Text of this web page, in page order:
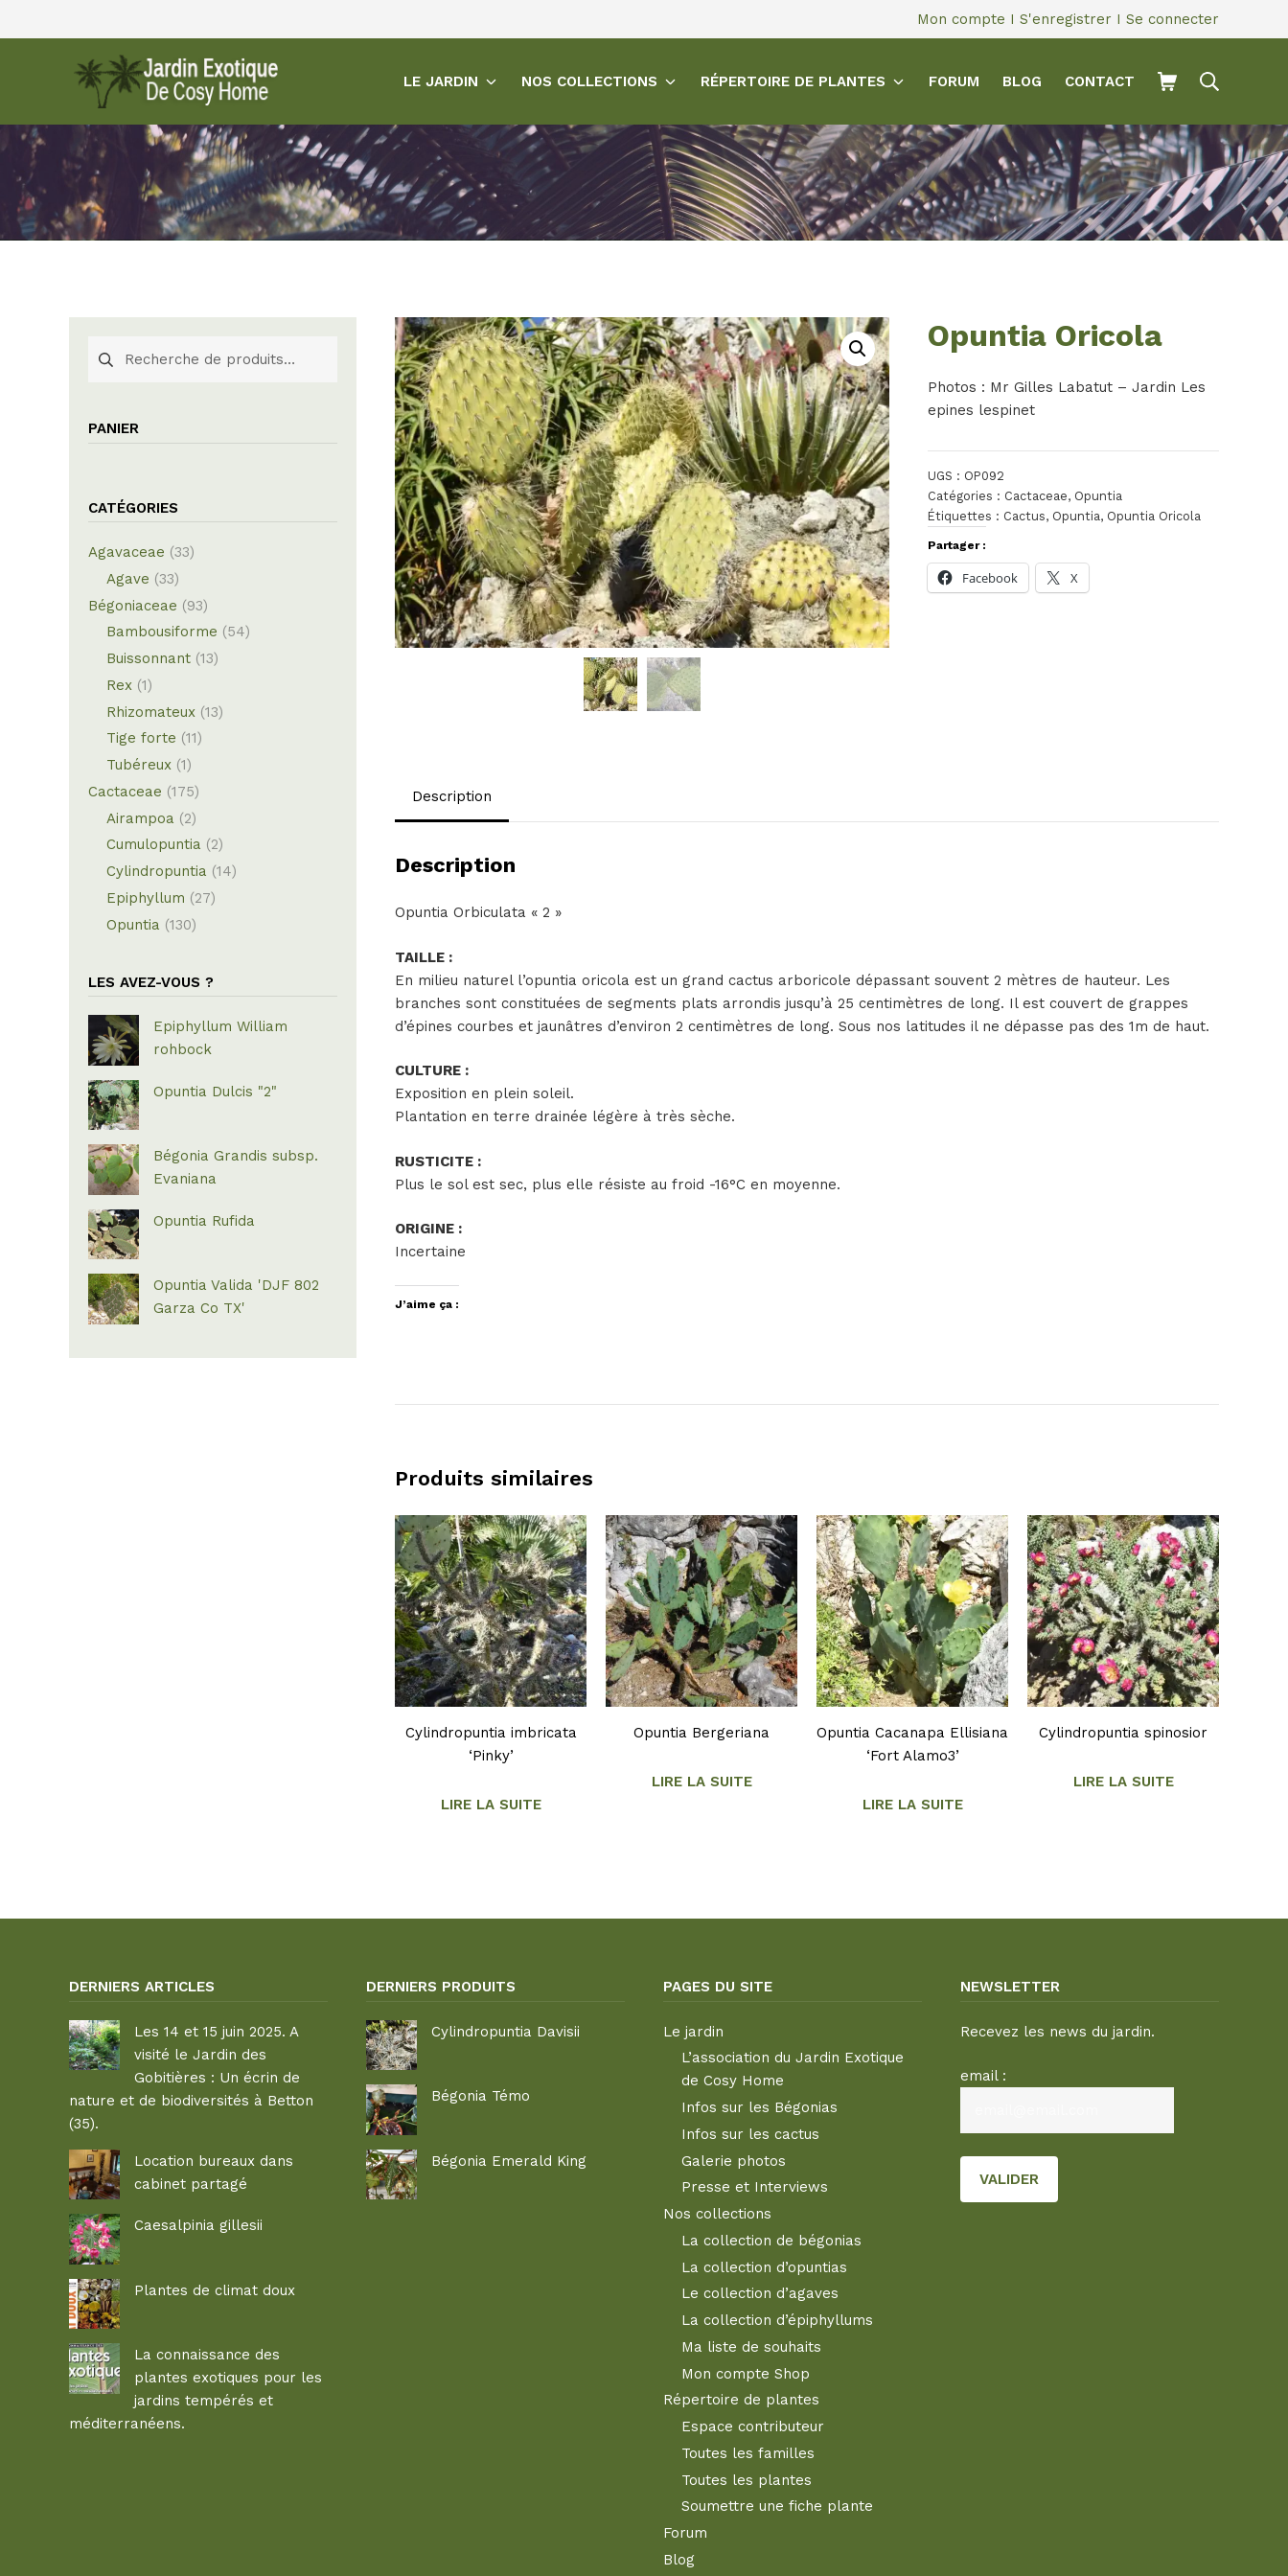
Mon compte I S'enregistrer I Se connecter
LE JARDIN NOS COLLECTIONS RÉPERTOIRE DE PLANTES FORUM BLOG CONTACT
Opuntia Oricola
Photos : Mr Gilles Labatut – Jardin Les
epines lespinet
UGS : OP092
Catégories : Cactaceae, Opuntia
Étiquettes : Cactus, Opuntia, Opuntia Oricola
Partager :
Facebook X
Description
Description
Opuntia Orbiculata « 2 »
TAILLE :
En milieu naturel l’opuntia oricola est un grand cactus arboricole dépassant souvent 2 mètres de hauteur. Les
branches sont constituées de segments plats arrondis jusqu’à 25 centimètres de long. Il est couvert de grappes
d’épines courbes et jaunâtres d’environ 2 centimètres de long. Sous nos latitudes il ne dépasse pas des 1m de haut.
CULTURE :
Exposition en plein soleil.
Plantation en terre drainée légère à très sèche.
RUSTICITE :
Plus le sol est sec, plus elle résiste au froid -16°C en moyenne.
ORIGINE :
Incertaine
J’aime ça :
Produits similaires
Cylindropuntia imbricata
‘Pinky’
LIRE LA SUITE
Opuntia Bergeriana
LIRE LA SUITE
Opuntia Cacanapa Ellisiana
‘Fort Alamo3’
LIRE LA SUITE
Cylindropuntia spinosior
LIRE LA SUITE
PANIER
CATÉGORIES
Agavaceae (33)
Agave (33)
Bégoniaceae (93)
Bambousiforme (54)
Buissonnant (13)
Rex (1)
Rhizomateux (13)
Tige forte (11)
Tubéreux (1)
Cactaceae (175)
Airampoa (2)
Cumulopuntia (2)
Cylindropuntia (14)
Epiphyllum (27)
Opuntia (130)
LES AVEZ-VOUS ?
Epiphyllum William
rohbock
Opuntia Dulcis "2"
Bégonia Grandis subsp.
Evaniana
Opuntia Rufida
Opuntia Valida 'DJF 802
Garza Co TX'
DERNIERS ARTICLES
Les 14 et 15 juin 2025. A
visité le Jardin des
Gobitières : Un écrin de
nature et de biodiversités à Betton
(35).
Location bureaux dans
cabinet partagé
Caesalpinia gillesii
Plantes de climat doux
La connaissance des
plantes exotiques pour les
jardins tempérés et
méditerranéens.
DERNIERS PRODUITS
Cylindropuntia Davisii
Bégonia Témo
Bégonia Emerald King
PAGES DU SITE
Le jardin
L’association du Jardin Exotique
de Cosy Home
Infos sur les Bégonias
Infos sur les cactus
Galerie photos
Presse et Interviews
Nos collections
La collection de bégonias
La collection d’opuntias
Le collection d’agaves
La collection d’épiphyllums
Ma liste de souhaits
Mon compte Shop
Répertoire de plantes
Espace contributeur
Toutes les familles
Toutes les plantes
Soumettre une fiche plante
Forum
Blog
NEWSLETTER
Recevez les news du jardin.
email :